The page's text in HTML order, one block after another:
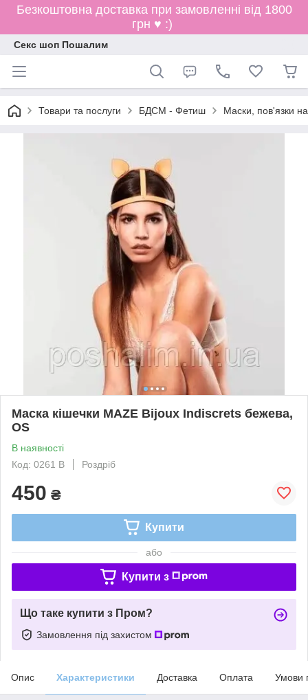
Безкоштовна доставка при замовленні від 1800
грн ♥ :)
Секс шоп Пошалим
Товари та послуги БДСМ - Фетиш Маски, пов'язки на
Маска кішечки MAZE Bijoux Indiscrets бежева,
OS
В наявності
Код: 0261 В
Роздріб
450 ₴
Купити
або
Купити з
Що таке купити з Пром?
Замовлення під захистом
Опис Характеристики Доставка Оплата Умови